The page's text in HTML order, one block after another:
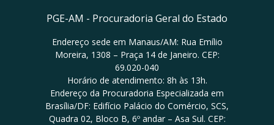
PGE-AM - Procuradoria Geral do Estado
Endereço sede em Manaus/AM: Rua Emílio
Moreira, 1308 – Praça 14 de Janeiro. CEP:
69.020-040
Horário de atendimento: 8h às 13h.
Endereço da Procuradoria Especializada em
Brasília/DF: Edifício Palácio do Comércio, SCS,
Quadra 02, Bloco B, 6º andar – Asa Sul. CEP: